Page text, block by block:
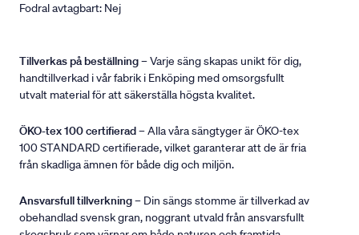
Fodral avtagbart: Nej
Tillverkas på beställning– Varje säng skapas unikt för dig,
handtillverkad i vår fabrik i Enköping med omsorgsfullt
utvalt material för att säkerställa högsta kvalitet.
ÖKO-tex 100 certifierad– Alla våra sängtyger är ÖKO-tex
100 STANDARD certifierade, vilket garanterar att de är fria
från skadliga ämnen för både dig och miljön.
Ansvarsfull tillverkning– Din sängs stomme är tillverkad av
obehandlad svensk gran, noggrant utvald från ansvarsfullt